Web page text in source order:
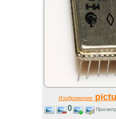
Изображение
0